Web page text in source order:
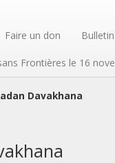
Faire un don
Frontières le 16
Davakhana